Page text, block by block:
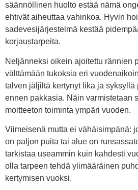
säännöllinen huolto estää nämä
ehtivät aiheuttaa vahinkoa. Hyvin
sadevesijärjestelmä kestää
korjaustarpeita.
Neljänneksi oikein ajoitettu rännien
välttämään tukoksia eri
talven jäljiltä kertynyt lika ja syksyllä
ennen pakkasia. Näin varmistetaan
moitteeton toiminta ympäri vuoden.
Viimeisenä mutta ei vähäisimpänä:
on paljon puita tai alue on
tarkistaa useammin kuin kahdesti
olla tarpeen tehdä ylimääräinen
kertymisen vuoksi.